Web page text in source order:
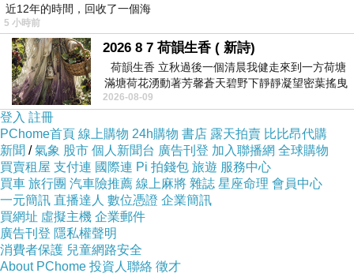
近12年的時間，回收了一個海
5 小時前
2026 8 7 荷韻生香 ( 新詩)
荷韻生香 立秋過後一個清晨我健走來到一方荷塘
滿塘荷花湧動著芳馨蒼天碧野下靜靜凝望密葉搖曳
幽泉中復有蛙鳴嘓嘓水波裡搖曳
2026-08-09
登入 註冊
PChome首頁 線上購物 24h購物 書店 露天拍賣 比比昂代購
新聞 /氣象 股市 個人新聞台 廣告刊登 加入聯播網 全球購物
買賣租屋 支付連 國際連 Pi 拍錢包 旅遊 服務中心
買車 旅行團 汽車險推薦 線上麻將 雜誌 星座命理 會員中心
一元簡訊 直播達人 數位憑證 企業簡訊
買網址 虛擬主機 企業郵件
廣告刊登 隱私權聲明
消費者保護 兒童網路安全
About PChome 投資人聯絡 徵才